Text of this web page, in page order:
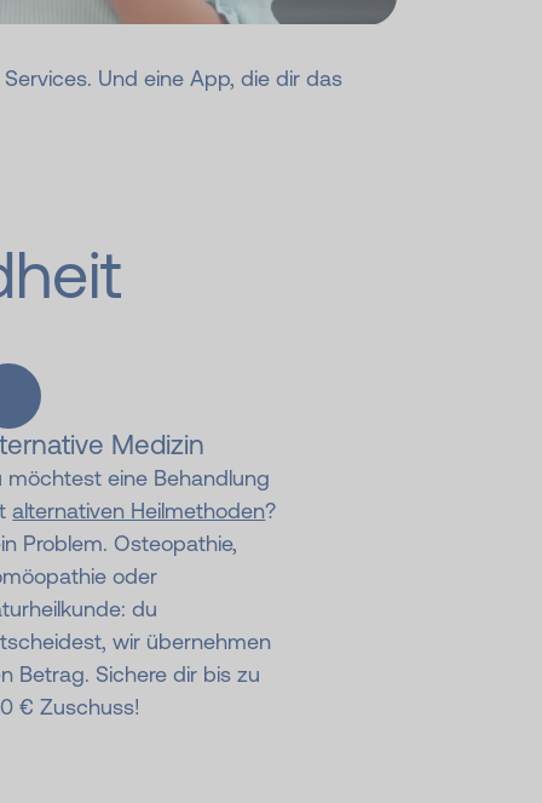
Und eine App, die dir das
Medizin
möchtest eine Behandlung
alternativen Heilmethoden?
Problem. Osteopathie,
oder
du
wir übernehmen
Betrag. Sichere dir bis zu
€ Zuschuss!